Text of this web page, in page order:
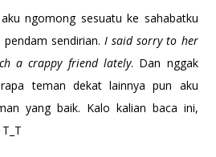
ngomong sesuatu ke sahabatku
sendirian. I said sorry to her
a crappy friend lately. Dan nggak
teman dekat lainnya pun aku
yang baik. Kalo kalian baca ini,